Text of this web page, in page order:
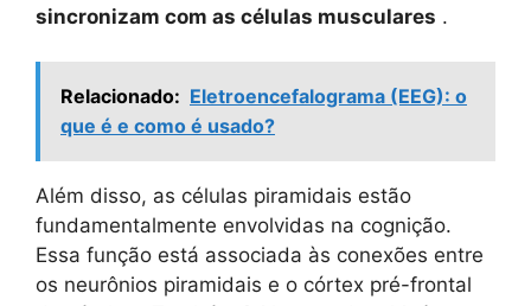
sincronizam com as células musculares .
Relacionado: Eletroencefalograma (EEG): o
que é e como é usado?
Além disso, as células piramidais estão
fundamentalmente envolvidas na cognição.
Essa função está associada às conexões entre
os neurônios piramidais e o córtex pré-frontal